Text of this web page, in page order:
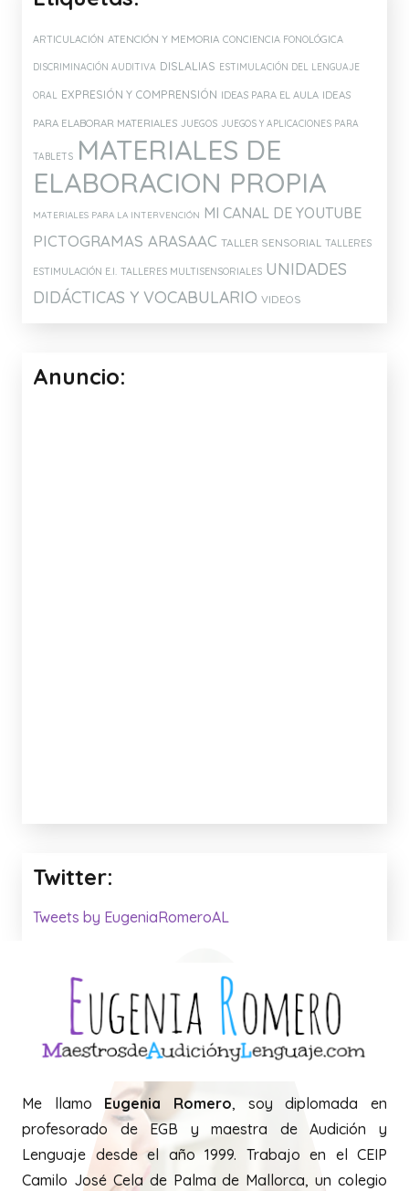
ARTICULACIÓN ATENCIÓN Y MEMORIA CONCIENCIA FONOLÓGICA
DISCRIMINACIÓN AUDITIVA DISLALIAS ESTIMULACIÓN DEL LENGUAJE
ORAL EXPRESIÓN Y COMPRENSIÓN IDEAS PARA EL AULA IDEAS
PARA ELABORAR MATERIALES JUEGOS JUEGOS Y APLICACIONES PARA
TABLETS MATERIALES DE
ELABORACION PROPIA
MATERIALES PARA LA INTERVENCIÓN MI CANAL DE YOUTUBE
PICTOGRAMAS ARASAAC TALLER SENSORIAL TALLERES
ESTIMULACIÓN E.I. TALLERES MULTISENSORIALES UNIDADES
DIDÁCTICAS Y VOCABULARIO VIDEOS
Anuncio:
Twitter:
Tweets by EugeniaRomeroAL
Me llamo Eugenia Romero, soy diplomada en
profesorado de EGB y maestra de Audición y
Lenguaje desde el año 1999. Trabajo en el CEIP
Camilo José Cela de Palma de Mallorca, un colegio